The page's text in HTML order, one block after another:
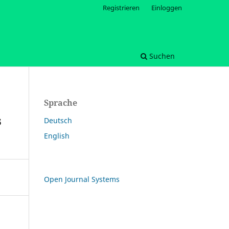
Suchen
Registrieren Einloggen
Sprache
Deutsch
English
Open Journal Systems